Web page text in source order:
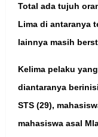
Total ada tujuh
Lima di antaranya
lainnya masih
Kelima pelaku
diantaranya
STS (29),
mahasiswa asal